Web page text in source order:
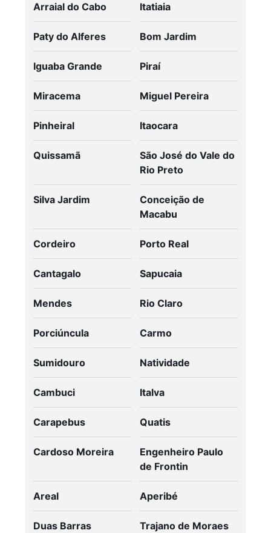
Arraial do Cabo Itatiaia
Paty do Alferes Bom Jardim
Iguaba Grande Piraí
Miracema Miguel Pereira
Pinheiral Itaocara
Quissamã
São José do Vale do
Rio Preto
Silva Jardim
Conceição de
Macabu
Cordeiro Porto Real
Cantagalo Sapucaia
Mendes Rio Claro
Porciúncula Carmo
Sumidouro Natividade
Cambuci Italva
Carapebus Quatis
Cardoso Moreira
Engenheiro Paulo
de Frontin
Areal Aperibé
Duas Barras Trajano de Moraes